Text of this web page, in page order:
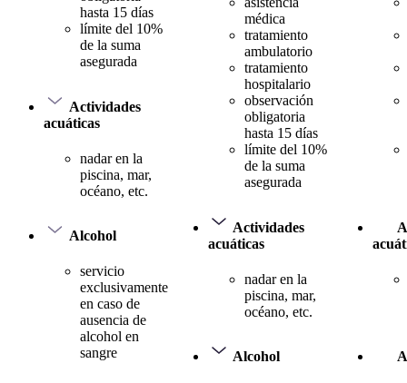
hasta 15 días
límite del 10%
de la suma
asegurada
Actividades
acuáticas
nadar en la
piscina, mar,
océano, etc.
Alcohol
servicio
exclusivamente
en caso de
ausencia de
alcohol en
sangre
médica
tratamiento
ambulatorio
tratamiento
hospitalario
observación
obligatoria
hasta 15 días
límite del 10%
de la suma
asegurada
Actividades
acuáticas
nadar en la
piscina, mar,
océano, etc.
Alcohol